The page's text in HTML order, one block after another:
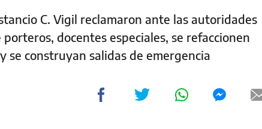
C. Vigil reclamaron ante las autoridades
docentes especiales, se refaccionen
se construyan salidas de emergencia